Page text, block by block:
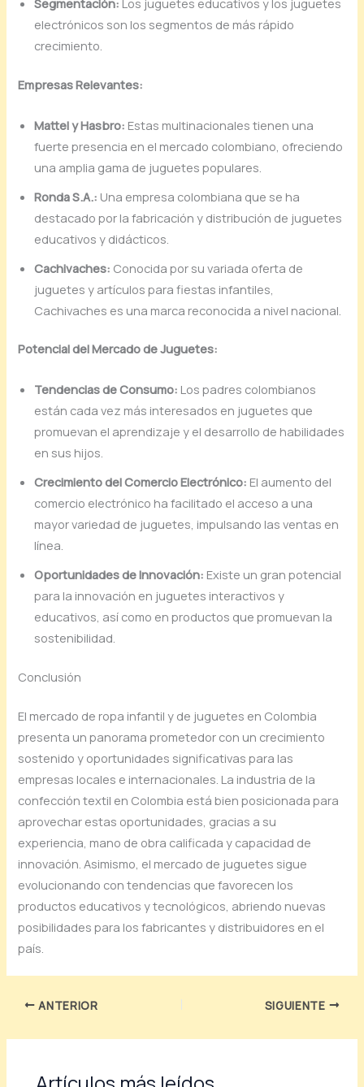
Segmentación: Los juguetes educativos y los juguetes
electrónicos son los segmentos de más rápido
crecimiento.
Empresas Relevantes:
Mattel y Hasbro: Estas multinacionales tienen una
fuerte presencia en el mercado colombiano, ofreciendo
una amplia gama de juguetes populares.
Ronda S.A.: Una empresa colombiana que se ha
destacado por la fabricación y distribución de juguetes
educativos y didácticos.
Cachivaches: Conocida por su variada oferta de
juguetes y artículos para fiestas infantiles,
Cachivaches es una marca reconocida a nivel nacional.
Potencial del Mercado de Juguetes:
Tendencias de Consumo: Los padres colombianos
están cada vez más interesados en juguetes que
promuevan el aprendizaje y el desarrollo de habilidades
en sus hijos.
Crecimiento del Comercio Electrónico: El aumento del
comercio electrónico ha facilitado el acceso a una
mayor variedad de juguetes, impulsando las ventas en
línea.
Oportunidades de Innovación: Existe un gran potencial
para la innovación en juguetes interactivos y
educativos, así como en productos que promuevan la
sostenibilidad.
Conclusión
El mercado de ropa infantil y de juguetes en Colombia
presenta un panorama prometedor con un crecimiento
sostenido y oportunidades significativas para las
empresas locales e internacionales. La industria de la
confección textil en Colombia está bien posicionada para
aprovechar estas oportunidades, gracias a su
experiencia, mano de obra calificada y capacidad de
innovación. Asimismo, el mercado de juguetes sigue
evolucionando con tendencias que favorecen los
productos educativos y tecnológicos, abriendo nuevas
posibilidades para los fabricantes y distribuidores en el
país.
ANTERIOR SIGUIENTE